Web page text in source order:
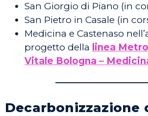
San Giorgio di Piano (in
San Pietro in Casale (in
Medicina e Castenaso
progetto della linea
Vitale Bologna –
Decarbonizzazione